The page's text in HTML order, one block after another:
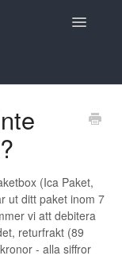
Toggle
(Ica Paket,
ut ditt paket inom 7
vi att debitera
returfrakt (89
- alla siffror